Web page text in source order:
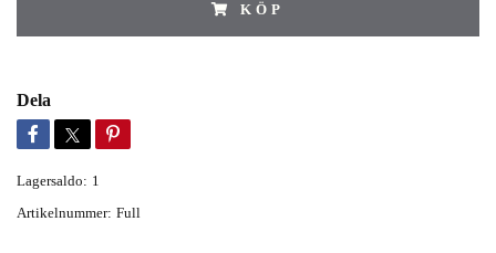
KÖP
Dela
Lagersaldo: 1
Artikelnummer: Full